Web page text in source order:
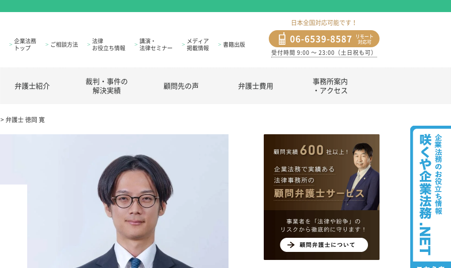
> 企業法務
トップ
> ご相談方法 > 法律
お役立ち情報
> 講演・
法律セミナー
> メディア
掲載情報
> 書籍出版
日本全国対応可能です！
06-6539-8587
リモート
対応可
受付時間 9:00 〜 23:00（土日祝も可）
弁護士紹介
裁判・事件の
解決実績
顧問先の声 弁護士費用
事務所案内
・アクセス
弁護士 徳岡 寛